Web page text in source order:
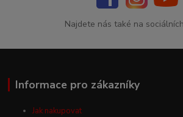
Najdete nás také na
Informace pro zákazníky
Jak nakupovat